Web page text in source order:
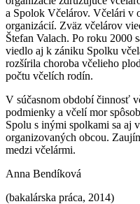
a Spolok Včelárov. Včelári v
organizácií. Zväz včelárov
Štefan Valach. Po roku 2000
viedlo aj k zániku Spolku
rozšírila choroba včelieho
počtu včelích rodín.
V súčasnom období činnosť
podmienky a včelí mor
Spolu s inými spolkami sa aj
organizovaných obcou.
medzi včelármi.
Anna Bendíková
(bakalárska práca, 2014)